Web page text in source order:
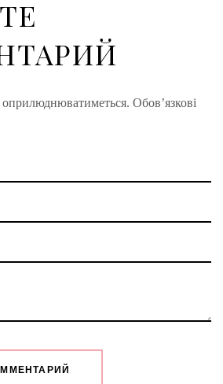
Обов’язкові